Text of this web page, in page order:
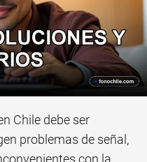
Chile debe ser
problemas de señal,
con la